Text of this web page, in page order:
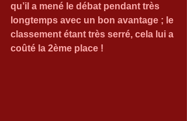
qu’il a mené le débat pendant très
longtemps avec un bon avantage ; le
classement étant très serré, cela lui a
coûté la 2ème place !